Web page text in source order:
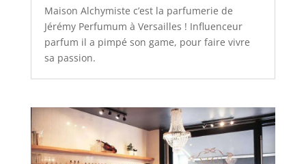
Maison Alchymiste c’est la parfumerie de
Jérémy Perfumum à Versailles ! Influenceur
parfum il a pimpé son game, pour faire vivre
sa passion.